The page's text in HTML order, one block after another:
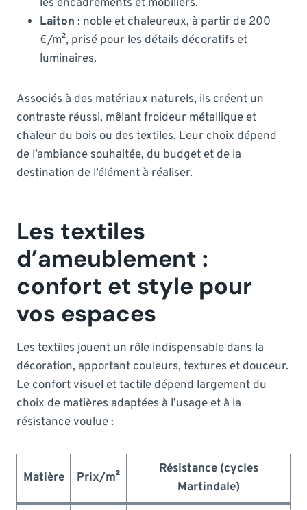
les encadrements et mobiliers.
Laiton : noble et chaleureux, à partir de 200
€/m², prisé pour les détails décoratifs et
luminaires.
Associés à des matériaux naturels, ils créent un
contraste réussi, mêlant froideur métallique et
chaleur du bois ou des textiles. Leur choix dépend
de l’ambiance souhaitée, du budget et de la
destination de l’élément à réaliser.
Les textiles
d’ameublement :
confort et style pour
vos espaces
Les textiles jouent un rôle indispensable dans la
décoration, apportant couleurs, textures et douceur.
Le confort visuel et tactile dépend largement du
choix de matières adaptées à l’usage et à la
résistance voulue :
Matière Prix/m²
Résistance (cycles
Martindale)